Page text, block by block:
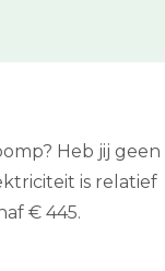
Heb jij geen
is relatief
€ 445.